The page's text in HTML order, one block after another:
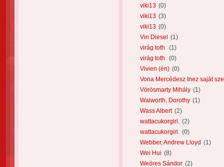
viki13 (0)
viki13 (3)
viki13 (0)
Vin Diesel
(1)
virág toth
(1)
virág toth
(0)
Vivien (én) (0)
Vona Mercédesz Inez saját
Vörösmarty Mihály (1)
Walworth, Dorothy (1)
Wass Albert (2)
wattacukorgirl.
(2)
wattacukorgirl.
(0)
Webber, Andrew Lloyd (1)
Wei Hui (8)
Weöres Sándor (2)